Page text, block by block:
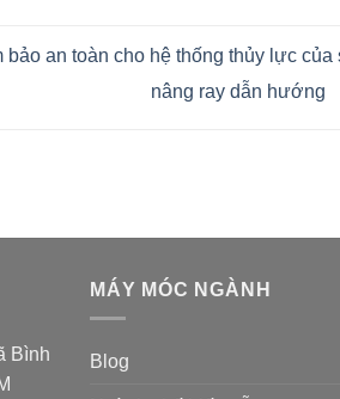
bảo an toàn cho hệ thống thủy lực của
nâng ray dẫn hướng
Bình
MÁY MÓC NGÀNH
Blog